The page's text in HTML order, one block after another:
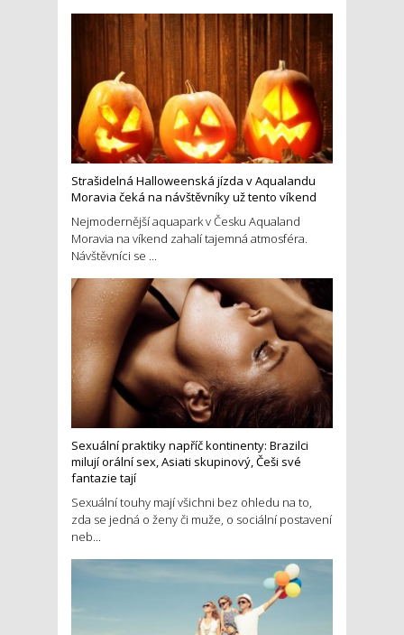
Strašidelná Halloweenská jízda v Aqualandu
Moravia čeká na návštěvníky už tento víkend
Nejmodernější aquapark v Česku Aqualand
Moravia na víkend zahalí tajemná atmosféra.
Návštěvníci se ...
Sexuální praktiky napříč kontinenty: Brazilci
milují orální sex, Asiati skupinový, Češi své
fantazie tají
Sexuální touhy mají všichni bez ohledu na to,
zda se jedná o ženy či muže, o sociální postavení
neb...